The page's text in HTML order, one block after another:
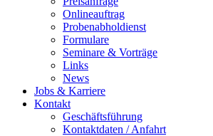
Onlineauftrag
Probenabholdienst
Formulare
Seminare & Vorträge
Links
News
Jobs & Karriere
Kontakt
Geschäftsführung
Kontaktdaten / Anfahrt